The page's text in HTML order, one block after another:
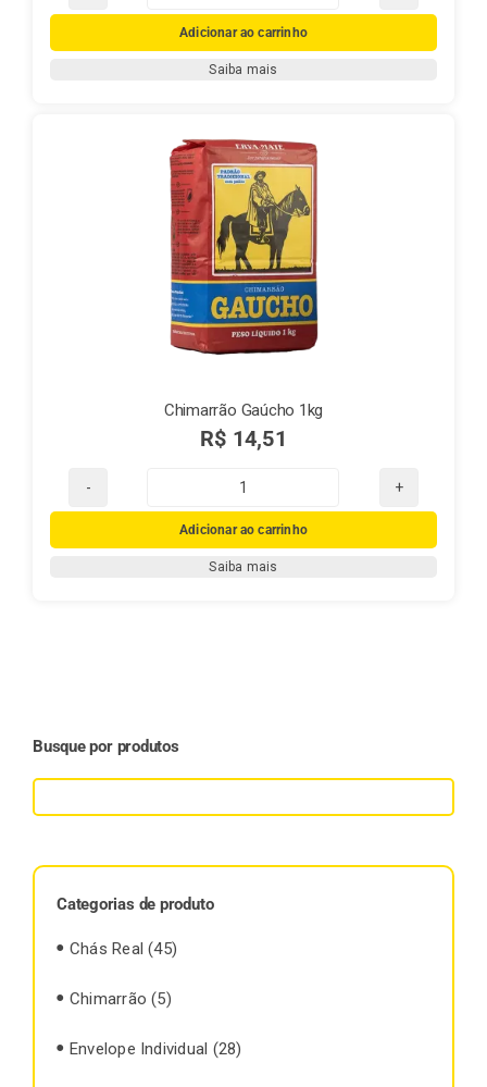
Gaúcho
500g
Adicionar ao carrinho
Saiba mais
Chimarrão Gaúcho 1kg
R$ 14,51
Chimarrão
Gaúcho
1kg
Adicionar ao carrinho
Saiba mais
Busque por produtos
Categorias de produto
Chás Real (45)
Chimarrão (5)
Envelope Individual (28)